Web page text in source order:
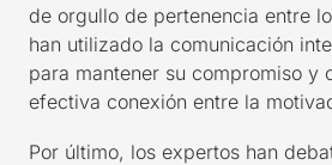
de orgullo de pertenencia entre
han utilizado la comunicación
para mantener su compromiso y
efectiva conexión entre la
Por último, los expertos han